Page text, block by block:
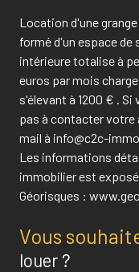
Location d'une
formé d'un espace de
intérieure totalise à
euros par mois
s'élevant à 1200 € .
pas à contacter votre
mail à info@c2c-
Les informations
immobilier est
Géorisques :
Vous
louer ?